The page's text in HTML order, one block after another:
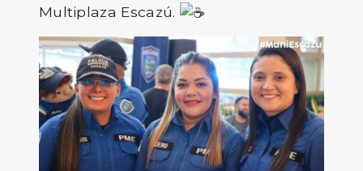
Multiplaza Escazú.